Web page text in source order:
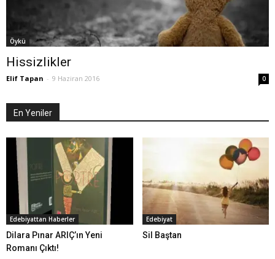
Öykü
Hissizlikler
Elif Tapan - 9 Haziran 2016 0
En Yeniler
Edebiyattan Haberler
Dilara Pınar ARIÇ’ın Yeni
Romanı Çıktı!
Edebiyat
Sil Baştan